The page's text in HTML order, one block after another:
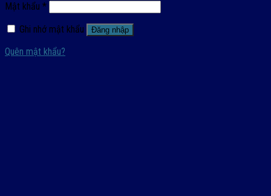
Mật khẩu *
Ghi nhớ mật khẩu
Đăng nhập
Quên mật khẩu?